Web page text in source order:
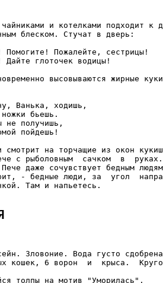
и котелками подходит к
блеском. Стучат в дверь:
Помогите! Пожалейте, сестрицы!
Дайте глоточек водицы!
высовываются жирные
Ванька, ходишь,
бьешь.
не получишь,
пойдешь!
смотрит на торчащие из окон
с рыболовным  сачком  в
даже сочувствует бедным
- бедные люди, за  угол
Там и напьетесь.
Зловоние. Вода густо
кошек, 6 ворон  и  крыса.
толпы на мотив "Уморилась".